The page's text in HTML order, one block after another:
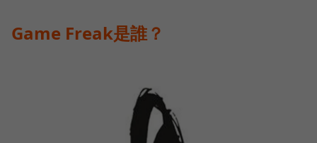
Game Freak是誰？